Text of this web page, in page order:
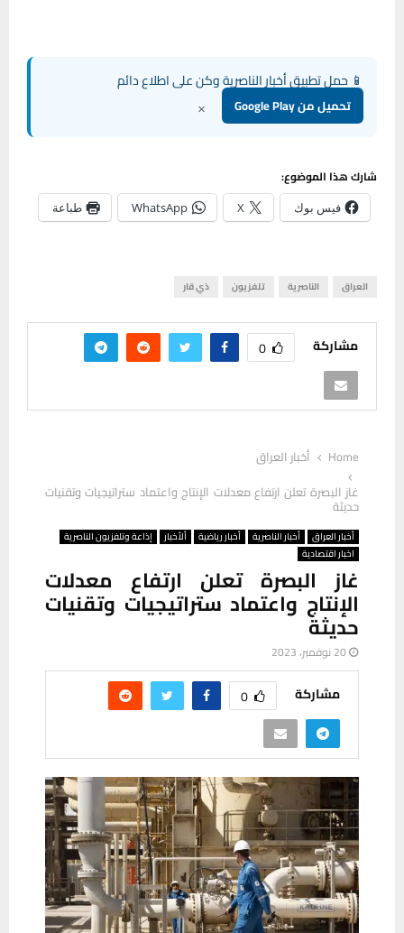
📱 حمل تطبيق أخبار الناصرية وكن على اطلاع دائم
تحميل من Google Play ×
شارك هذا الموضوع:
فيس بوك X
WhatsApp طباعة
العراق الناصرية تلفزيون ذي قار
مشاركة 0
Home
أخبار العراق
غاز البصرة تعلن ارتفاع معدلات الإنتاج واعتماد ستراتيجيات وتقنيات
حديثة
أخبار العراق أخبار الناصرية أخبار رياضية ألأخبار
إذاعة وتلفزيون الناصرية
اخبار اقتصادية
غاز البصرة تعلن ارتفاع معدلات
الإنتاج واعتماد ستراتيجيات وتقنيات
حديثة
20 نوفمبر، 2023
مشاركة 0